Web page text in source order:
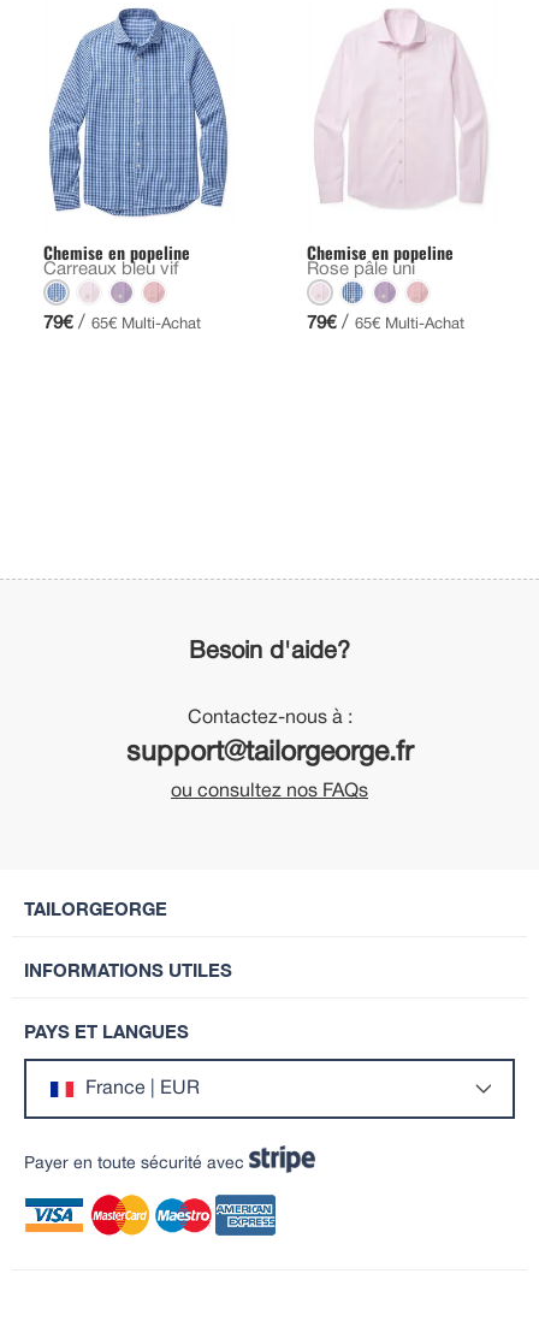
Chemise en popeline
Carreaux bleu vif
79€ / 65€ Multi-Achat
Chemise en popeline
Rose pâle uni
79€ / 65€ Multi-Achat
Besoin d'aide?
Contactez-nous à :
support@tailorgeorge.fr
ou consultez nos FAQs
TAILORGEORGE
INFORMATIONS UTILES
PAYS ET LANGUES
France | EUR
Payer en toute sécurité avec